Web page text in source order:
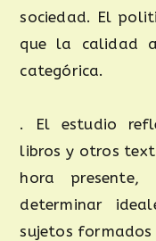
sociedad. El
que la calidad
categórica.
. El estudio
libros y otros
hora
determinar
sujetos formados